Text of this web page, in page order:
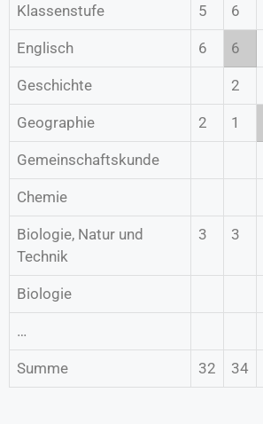
Klassenstufe 5 6
Englisch 6 6
Geschichte 2
Geographie 2 1
Gemeinschaftskunde
Chemie
Biologie, Natur und
Technik
3 3
Biologie
…
Summe 32 34